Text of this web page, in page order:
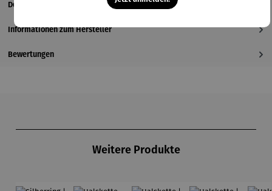
Details
Informationen zum Hersteller
Bewertungen
Weitere Produkte